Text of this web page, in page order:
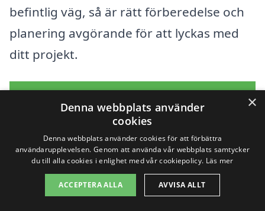
befintlig väg, så är rätt förberedelse och
planering avgörande för att lyckas med
ditt projekt.
Sök efter en
×
Denna webbplats använder
cookies
Denna webbplats använder cookies för att förbättra
användarupplevelsen. Genom att använda vår webbplats samtycker
du till alla cookies i enlighet med vår cookiepolicy. Läs mer
ACCEPTERA ALLA AVVISA ALLT